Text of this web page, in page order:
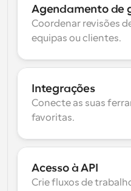
Agendamento de
Coordenar revisões
equipas ou clientes.
Integrações
Conecte as suas
favoritas.
Acesso à API
Crie fluxos de